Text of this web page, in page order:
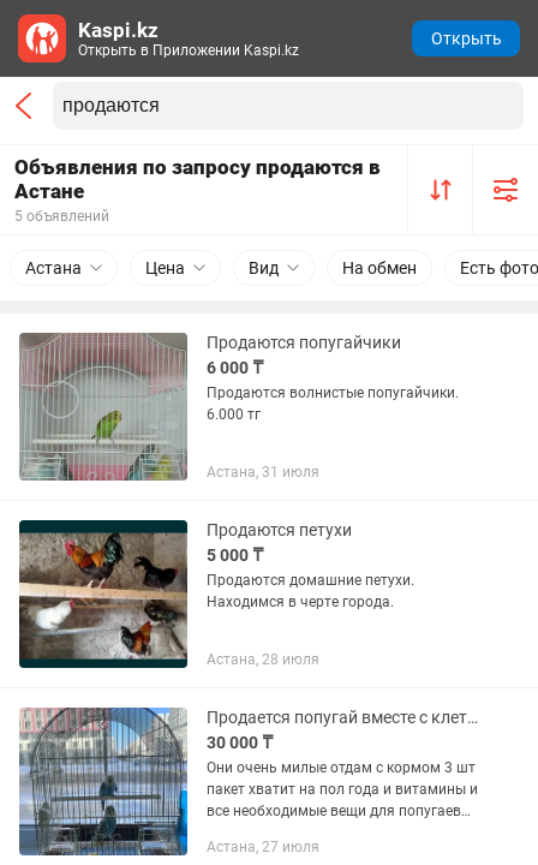
Объявления по запросу продаются в
Астане
5 объявлений
Астана Цена Вид На обмен Есть фото
Продаются попугайчики
6 000 ₸
Продаются волнистые попугайчики.
6.000 тг
Астана, 31 июля
Продаются петухи
5 000 ₸
Продаются домашние петухи.
Находимся в черте города.
Астана, 28 июля
Продается попугай вместе с клеткой.
30 000 ₸
Они очень милые отдам с кормом 3 шт
пакет хватит на пол года и витамины и
все необходимые вещи для попугаев
себе
Астана, 27 июля
Kaspi.kz
Открыть в Приложении Kaspi.kz
Открыть